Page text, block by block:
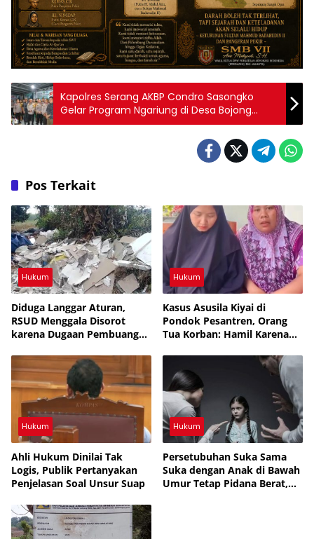
Kapolres Serang AKBP Condro Sasongko
Gelar Program Ngariung di Desa Bojong
Pandan
Pos Terkait
Hukum
Diduga Langgar Aturan,
RSUD Menggala Disorot
karena Dugaan Pembuangan
Hukum
Kasus Asusila Kiyai di
Pondok Pesantren, Orang
Tua Korban: Hamil Karena
Rakyat yang Bodoh
Hukum
Ahli Hukum Dinilai Tak
Logis, Publik Pertanyakan
Penjelasan Soal Unsur Suap
Hukum
Persetubuhan Suka Sama
Suka dengan Anak di Bawah
Umur Tetap Pidana Berat,